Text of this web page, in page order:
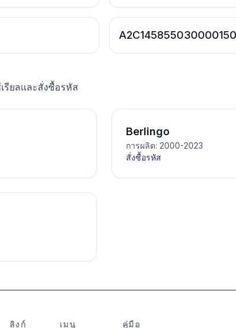
รียลและสั่งซื้อรหัส
Berlingo
การผลิต: 2000-2023
สั่งซื้อรหัส
ลิงก์ เมนู คู่มือ